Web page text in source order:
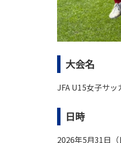
大会名
JFA U15女子サ
日時
2026年5月31日（